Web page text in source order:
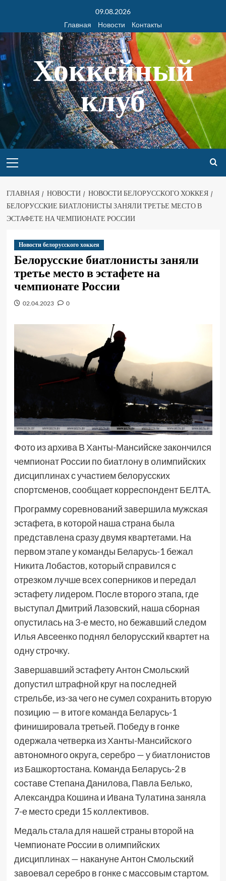
09.08.2026
Главная
Новости Контакты
Хоккейный
клуб
ГЛАВНАЯ НОВОСТИ
НОВОСТИ БЕЛОРУССКОГО ХОККЕЯ
БЕЛОРУССКИЕ БИАТЛОНИСТЫ ЗАНЯЛИ ТРЕТЬЕ МЕСТО В
ЭСТАФЕТЕ НА ЧЕМПИОНАТЕ РОССИИ
Новости белорусского хоккея
Белорусские биатлонисты заняли
третье место в эстафете на
чемпионате России
02.04.2023 0
Фото из архива В Ханты-Мансийске закончился
чемпионат России по биатлону в олимпийских
дисциплинах с участием белорусских
спортсменов, сообщает корреспондент БЕЛТА.
Программу соревнований завершила мужская
эстафета, в которой наша страна была
представлена сразу двумя квартетами. На
первом этапе у команды Беларусь-1 бежал
Никита Лобастов, который справился с
отрезком лучше всех соперников и передал
эстафету лидером. После второго этапа, где
выступал Дмитрий Лазовский, наша сборная
опустилась на 3-е место, но бежавший следом
Илья Авсеенко поднял белорусский квартет на
одну строчку.
Завершавший эстафету Антон Смольский
допустил штрафной круг на последней
стрельбе, из-за чего не сумел сохранить вторую
позицию — в итоге команда Беларусь-1
финишировала третьей. Победу в гонке
одержала четверка из Ханты-Мансийского
автономного округа, серебро — у биатлонистов
из Башкортостана. Команда Беларусь-2 в
составе Степана Данилова, Павла Белько,
Александра Кошина и Ивана Тулатина заняла
7-е место среди 15 коллективов.
Медаль стала для нашей страны второй на
Чемпионате России в олимпийских
дисциплинах — накануне Антон Смольский
завоевал серебро в гонке с массовым стартом.